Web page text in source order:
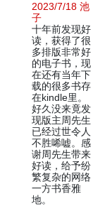
2023/7/18 池
子
十年前发现好
读，获得了很
多排版非常好
的电子书，现
在还有当年下
载的很多书存
在kindle里。
好久没来竟发
现版主周先生
已经过世令人
不胜唏嘘。感
谢周先生带来
好读，给予纷
繁复杂的网络
一方书香雅
地。